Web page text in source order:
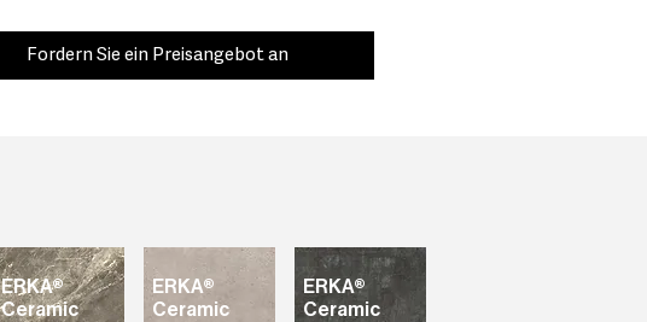
Fordern Sie ein Preisangebot an
ERKA®
Ceramic
ERKA®
Ceramic
ERKA®
Ceramic